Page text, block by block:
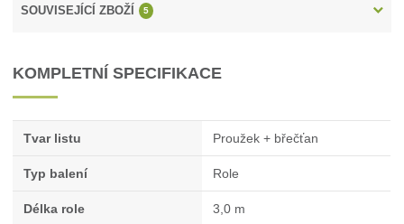
SOUVISEJÍCÍ ZBOŽÍ 5
KOMPLETNÍ SPECIFIKACE
Tvar listu Proužek + břečťan
Typ balení Role
Délka role 3,0 m